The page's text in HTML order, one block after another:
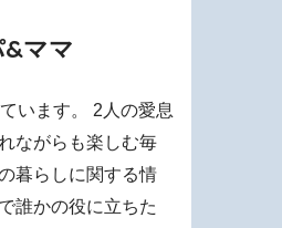
ママ
います。 2人の愛息
ながらも楽しむ毎
暮らしに関する情
誰かの役に立ちた